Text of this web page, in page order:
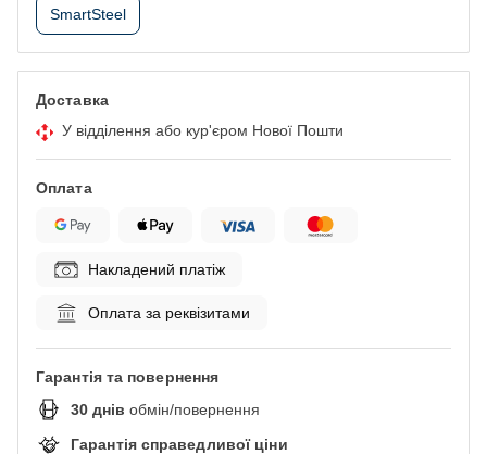
SmartSteel
Доставка
У відділення або кур'єром Нової Пошти
Оплата
Накладений платіж
Оплата за реквізитами
Гарантія та повернення
30 днів обмін/повернення
Гарантія справедливої ціни